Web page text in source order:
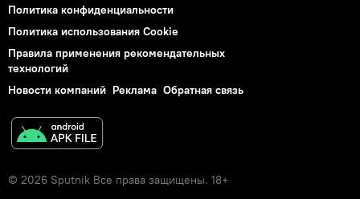
Политика конфиденциальности
Политика использования Cookie
Правила применения рекомендательных
технологий
Новости компаний Реклама Обратная связь
© 2026 Sputnik Все права защищены. 18+